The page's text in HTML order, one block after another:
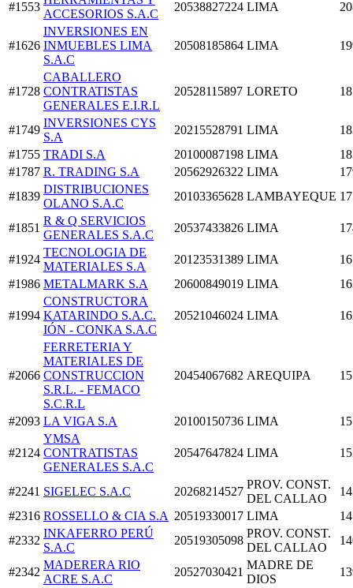
#1553
ACCESORIOS S.A.C
20538827224 LIMA
#1626
INVERSIONES EN
INMUEBLES LIMA
S.A.C
20508185864 LIMA
#1728
CABALLERO
CONTRATISTAS
GENERALES E.I.R.L
20528115897 LORETO
#1749
INVERSIONES CYS
S.A
20215528791 LIMA
#1755 TRADI S.A 20100087198 LIMA
#1787 R. TRADING S.A 20562926322 LIMA
#1839
DISTRIBUCIONES
OLANO S.A.C
20103365628 LAMBAYEQUE
#1851
R & Q SERVICIOS
GENERALES S.A.C
20537433826 LIMA
#1924
TECNOLOGIA DE
MATERIALES S.A
20123531389 LIMA
#1986 METALMARK S.A 20600849019 LIMA
#1994
CONSTRUCTORA
KATARINDO S.A.C.
IÓN - CONKA S.A.C
20521046024 LIMA
#2066
FERRETERIA Y
MATERIALES DE
CONSTRUCCION
S.R.L. - FEMACO
S.C.R.L
20454067682 AREQUIPA
#2093 LA VIGA S.A 20100150736 LIMA
#2124
YMSA
CONTRATISTAS
GENERALES S.A.C
20547647824 LIMA
#2241 SIGELEC S.A.C 20268214527
PROV. CONST.
DEL CALLAO
#2316 ROSSELLO & CIA S.A 20519330017 LIMA
#2332
INKAFERRO PERÚ
S.A.C
20519305098
PROV. CONST.
DEL CALLAO
#2342
MADERERA RIO
ACRE S.A.C
20527030421
MADRE DE
DIOS